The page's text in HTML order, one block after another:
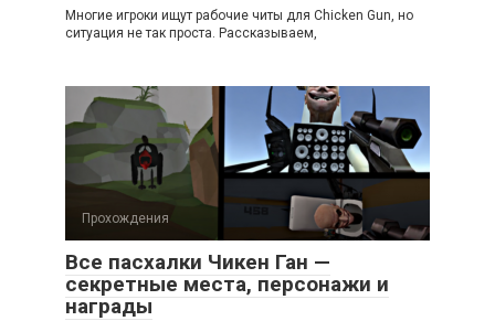
Многие игроки ищут рабочие читы для Chicken Gun, но
ситуация не так проста. Рассказываем,
Прохождения
Все пасхалки Чикен Ган —
секретные места, персонажи и
награды